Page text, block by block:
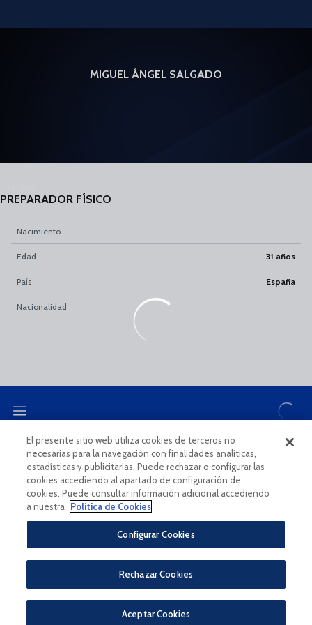
Skip to main content
MIGUEL ÁNGEL SALGADO
PREPARADOR FÍSICO
Nacimiento
Edad 31 años
País España
Nacionalidad
CANAL ÉTICO
Política De Privacidad
PÀGINA OFICIAL © MÁLAGA CF 2023
El presente sitio web utiliza cookies de terceros no
necesarias para la navegación con finalidades analíticas,
estadísticas y publicitarias. Puede rechazar o configurar las
cookies accediendo al apartado de configuración de
cookies. Puede consultar información adicional accediendo
a nuestra
Política de Cookies
Configurar Cookies
Rechazar Cookies
Aceptar Cookies